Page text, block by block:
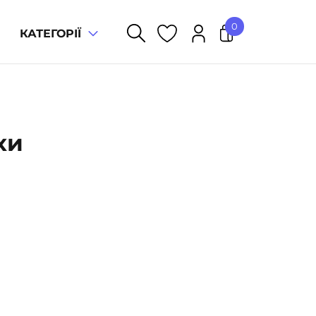
КАТЕГОРІЇ
0
У кошику немає товарів.